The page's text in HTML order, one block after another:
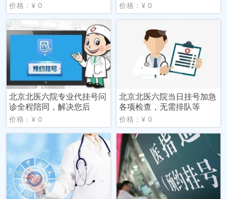
价格：¥ 0 价格：¥ 0
北京北医六院专业代挂号问
诊全程陪同，解决您后
价格：¥ 0
北京北医六院当日挂号加急
各项检查，无需排队等
价格：¥ 0